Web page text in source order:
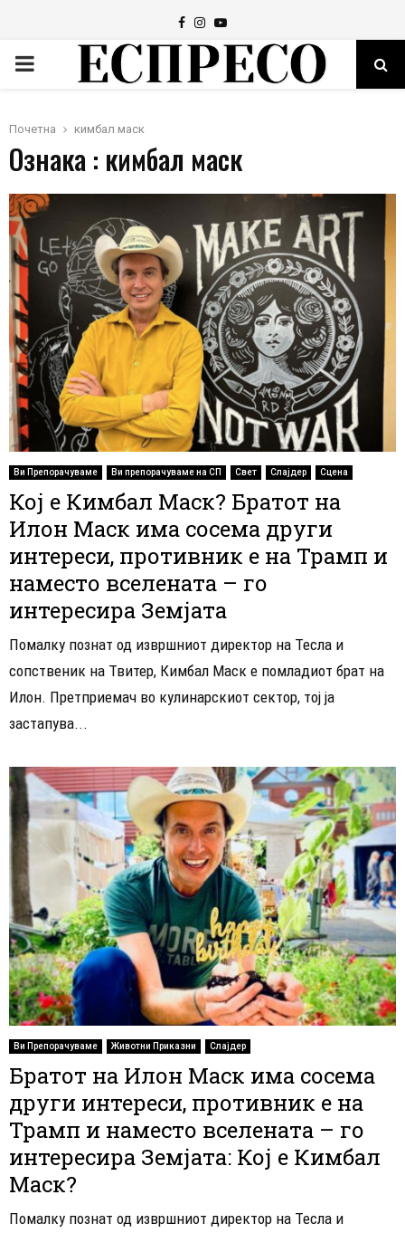
Facebook
Instagram
Youtube
PRIMARY
Почетна кимбал маск
Ознака : кимбал маск
Ви Препорачуваме Ви препорачуваме на СП Свет Слајдер Сцена
Кој е Кимбал Маск? Братот на
Илон Маск има сосема други
интереси, противник е на Трамп и
наместо вселената – го
интересира Земјата
Помалку познат од извршниот директор на Тесла и
сопственик на Твитер, Кимбал Маск е помладиот брат на
Илон. Претприемач во кулинарскиот сектор, тој ја
застапува...
Ви Препорачуваме Животни Приказни Слајдер
Братот на Илон Маск има сосема
други интереси, противник е на
Трамп и наместо вселената – го
интересира Земјата: Кој е Кимбал
Маск?
Помалку познат од извршниот директор на Тесла и